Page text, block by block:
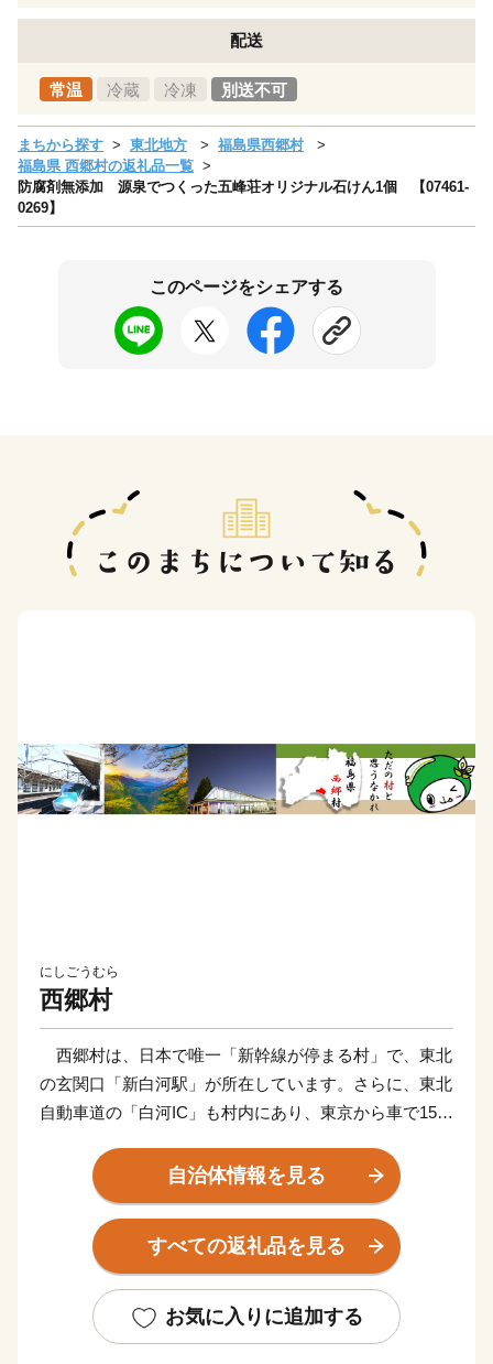
配送
常温 冷蔵 冷凍 別送不可
まちから探す 東北地方
福島県西郷村
福島県 西郷村の返礼品一覧
防腐剤無添加 源泉でつくった五峰荘オリジナル石けん1個 【07461-
0269】
このページをシェアする
にしごうむら
西郷村
西郷村は、日本で唯一「新幹線が停まる村」で、東北
の玄関口「新白河駅」が所在しています。さらに、東北
自動車道の「白河IC」も村内にあり、東京から車で150
性と環境面に恵まれた非常に暮らしやすく、自然豊かな
村です。
人口も、全国の村で4番目に多くなっています。
観光資源にも恵まれており、日光国立公園にある甲子
温泉は、四季折々の豊かな自然と、豊富に湧き出る温泉
自治体情報を見る
すべての返礼品を見る
お気に入りに追加する